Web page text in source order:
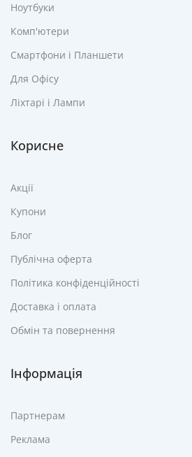
Ноутбуки
Комп'ютери
Смартфони і Планшети
Для Офісу
Ліхтарі і Лампи
Корисне
Акції
Купони
Блог
Публічна оферта
Політика конфіденційності
Доставка і оплата
Обмін та повернення
Інформація
Партнерам
Реклама